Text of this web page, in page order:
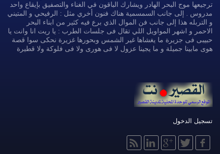
ترجيعها موج البحر الهادر ويشارك الباقون في الغناء والتصفيق بإيقاع واحد
مدروس . إلى جانب السمسمية هناك فنون أخري مثل : الرفيحي و المتيني
و التربله هذا إلى جانب فن الموال الذي برع فيه كثير من ابناء البحر
الاحمر و اشهر المواويل اللي تقال فى جلسات الطرب : يا ريت انا وانت يا
حبيبى فى جزيرة ما يغشاها غير الشمس وبحورها غزيرة نحكى سوا قصة
هوى مابينا جميلة و ما يجينا عزول لا فى هورى ولا فى فلوكة ولا قطيرة
تسجيل الدخول